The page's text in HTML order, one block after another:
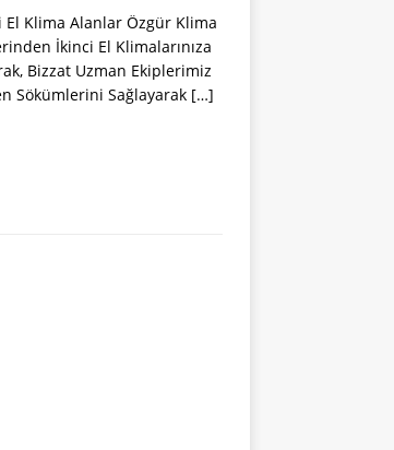
El Klima Alanlar Özgür Klima
İkinci El Klimalarınıza
Bizzat Uzman Ekiplerimiz
Sökümlerini Sağlayarak […]